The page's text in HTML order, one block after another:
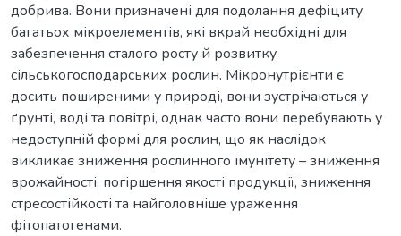
добрива. Вони призначені для подолання дефіциту
багатьох мікроелементів, які вкрай необхідні для
забезпечення сталого росту й розвитку
сільськогосподарських рослин. Мікронутрієнти є
досить поширеними у природі, вони зустрічаються у
ґрунті, воді та повітрі, однак часто вони перебувають у
недоступній формі для рослин, що як наслідок
викликає зниження рослинного імунітету – зниження
врожайності, погіршення якості продукції, зниження
стресостійкості та найголовніше ураження
фітопатогенами.